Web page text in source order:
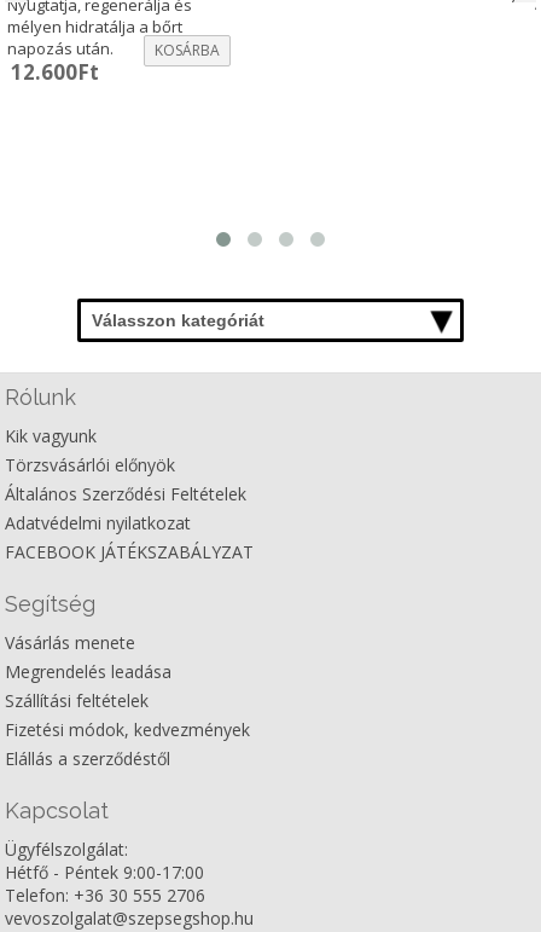
Nyugtatja, regenerálja és
mélyen hidratálja a bőrt
napozás után.
12.600Ft
KOSÁRBA
Válasszon kategóriát
Rólunk
Kik vagyunk
Törzsvásárlói előnyök
Általános Szerződési Feltételek
Adatvédelmi nyilatkozat
FACEBOOK JÁTÉKSZABÁLYZAT
Segítség
Vásárlás menete
Megrendelés leadása
Szállítási feltételek
Fizetési módok, kedvezmények
Elállás a szerződéstől
Kapcsolat
Ügyfélszolgálat:
Hétfő - Péntek 9:00-17:00
Telefon: +36 30 555 2706
vevoszolgalat@szepsegshop.hu